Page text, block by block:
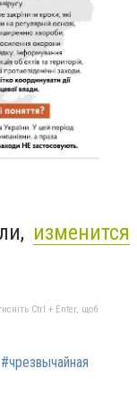
изменится
Ctrl + Enter, щоб
#чрезвычайная